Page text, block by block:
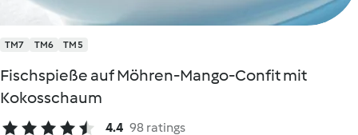
TM7 TM6 TM5
Fischspieße auf Möhren-Mango-Confit mit
Kokosschaum
4.4 98 ratings